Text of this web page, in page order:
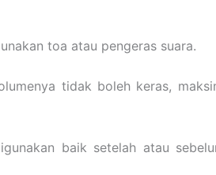
toa atau pengeras suara.
tidak boleh keras,
baik setelah atau